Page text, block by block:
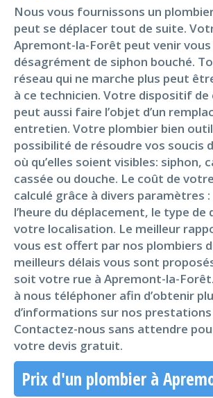
Nous vous fournissons un
peut se déplacer tout de suite.
Apremont-la-Forêt peut venir vous
désagrément de siphon bouché.
réseau qui ne marche plus peut
à ce technicien. Votre dispositif de
peut aussi faire l’objet d’un
entretien. Votre plombier bien
possibilité de résoudre vos soucis
où qu’elles soient visibles: siphon,
cassée ou douche. Le coût de
calculé grâce à divers paramètres
l’heure du déplacement, le type de
votre localisation. Le meilleur
vous est offert par nos plombiers
meilleurs délais vous sont
soit votre rue à Apremont-la-
à nous téléphoner afin d’obtenir
d’informations sur nos
Contactez-nous sans attendre
votre devis gratuit.
Prix d'un plombier à